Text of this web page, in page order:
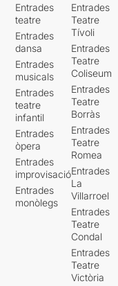
Entrades
teatre
Entrades
dansa
Entrades
musicals
Entrades
teatre
infantil
Entrades
òpera
Entrades
improvisació
Entrades
monòlegs
Entrades
Teatre
Tívoli
Entrades
Teatre
Coliseum
Entrades
Teatre
Borràs
Entrades
Teatre
Romea
Entrades
La
Villarroel
Entrades
Teatre
Condal
Entrades
Teatre
Victòria